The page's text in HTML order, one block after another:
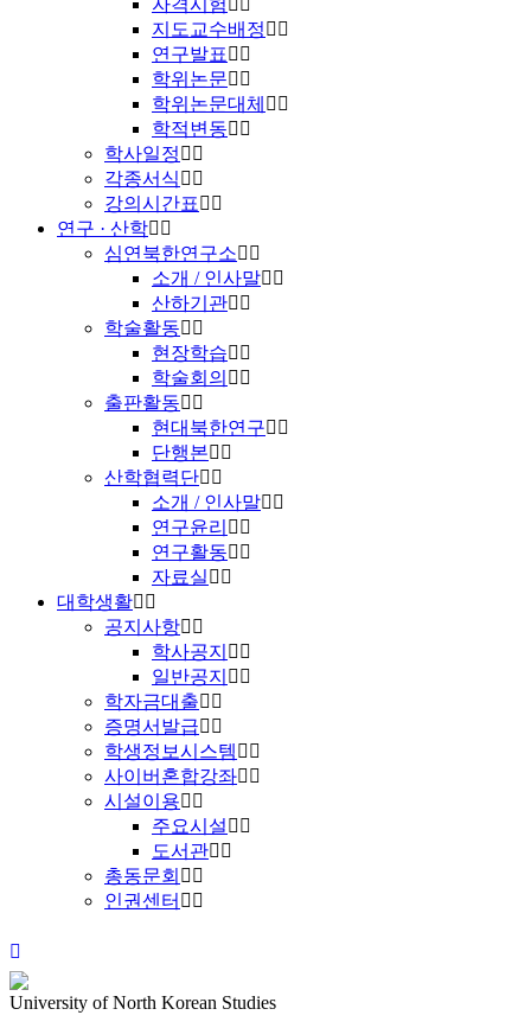
자격시험
지도교수배정
연구발표
학위논문
학위논문대체
학적변동
학사일정
각종서식
강의시간표
연구 · 산학
심연북한연구소
소개 / 인사말
산하기관
학술활동
현장학습
학술회의
출판활동
현대북한연구
단행본
산학협력단
소개 / 인사말
연구윤리
연구활동
자료실
대학생활
공지사항
학사공지
일반공지
학자금대출
증명서발급
학생정보시스템
사이버혼합강좌
시설이용
주요시설
도서관
총동문회
인권센터
University of North Korean Studies